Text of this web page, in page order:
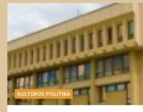
KULTŪROS POLITIKA